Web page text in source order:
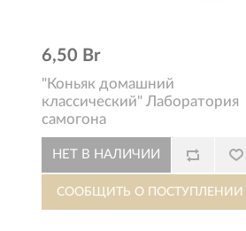
6,50 Br
"Коньяк домашний
классический" Лаборатория
самогона